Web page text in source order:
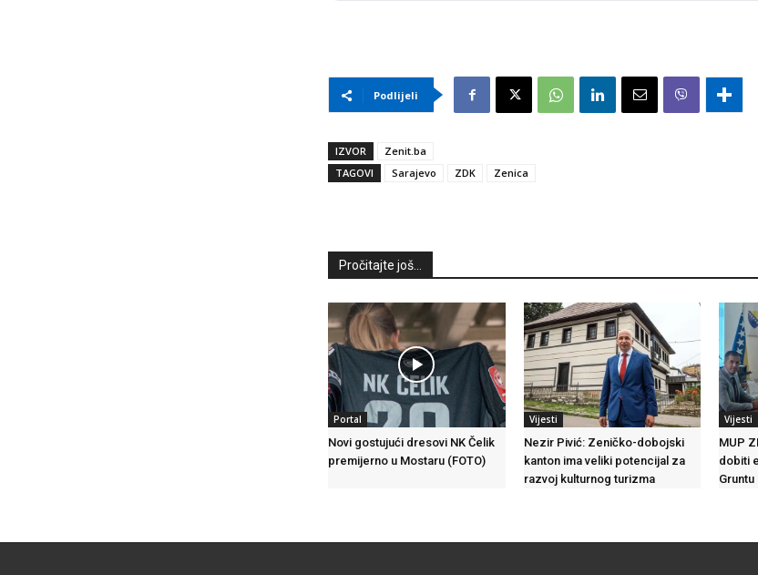
Podlijeli
IZVOR
Zenit.ba
TAGOVI
Sarajevo ZDK Zenica
Pročitajte još...
Portal
Novi gostujući dresovi NK Čelik
premijerno u Mostaru (FOTO)
Vijesti
Nezir Pivić: Zeničko-dobojski
kanton ima veliki potencijal za
razvoj kulturnog turizma
Vijesti
MUP
dobiti
Gruntu